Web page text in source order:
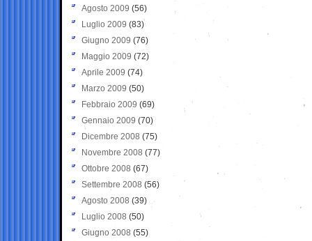
Agosto 2009 (56)
Luglio 2009 (83)
Giugno 2009 (76)
Maggio 2009 (72)
Aprile 2009 (74)
Marzo 2009 (50)
Febbraio 2009 (69)
Gennaio 2009 (70)
Dicembre 2008 (75)
Novembre 2008 (77)
Ottobre 2008 (67)
Settembre 2008 (56)
Agosto 2008 (39)
Luglio 2008 (50)
Giugno 2008 (55)